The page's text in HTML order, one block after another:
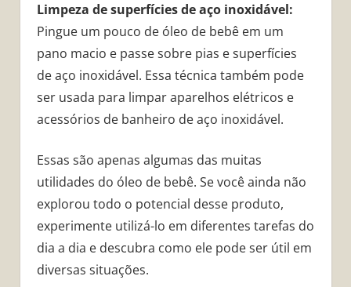
Limpeza de superfícies de aço inoxidável:
Pingue um pouco de óleo de bebê em um
pano macio e passe sobre pias e superfícies
de aço inoxidável. Essa técnica também pode
ser usada para limpar aparelhos elétricos e
acessórios de banheiro de aço inoxidável.
Essas são apenas algumas das muitas
utilidades do óleo de bebê. Se você ainda não
explorou todo o potencial desse produto,
experimente utilizá-lo em diferentes tarefas do
dia a dia e descubra como ele pode ser útil em
diversas situações.